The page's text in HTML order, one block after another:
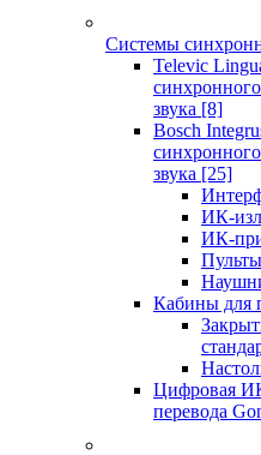
Системы
Televic
звука [8]
Bosch
звука [25]
ИК-
ИК-
Кабины для
Цифровая
перевода